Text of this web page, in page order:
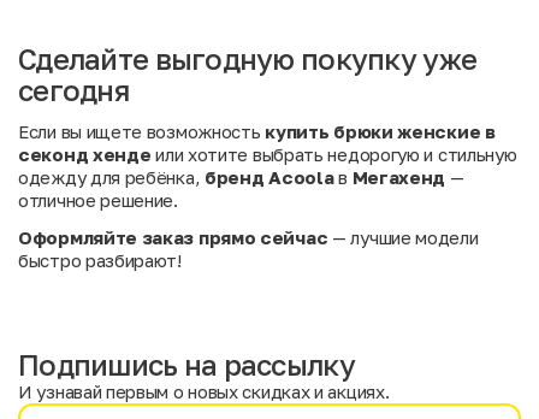
Сделайте выгодную покупку уже
сегодня
Если вы ищете возможность купить брюки женские в
секонд хенде или хотите выбрать недорогую и стильную
одежду для ребёнка, бренд Acoolaв Мегахенд —
отличное решение.
Оформляйте заказ прямо сейчас — лучшие модели
быстро разбирают!
Подпишись на рассылку
И узнавай первым о новых скидках и акциях.